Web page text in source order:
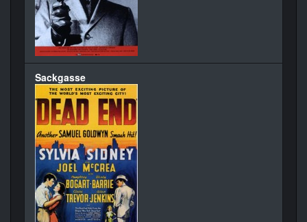
Sackgasse